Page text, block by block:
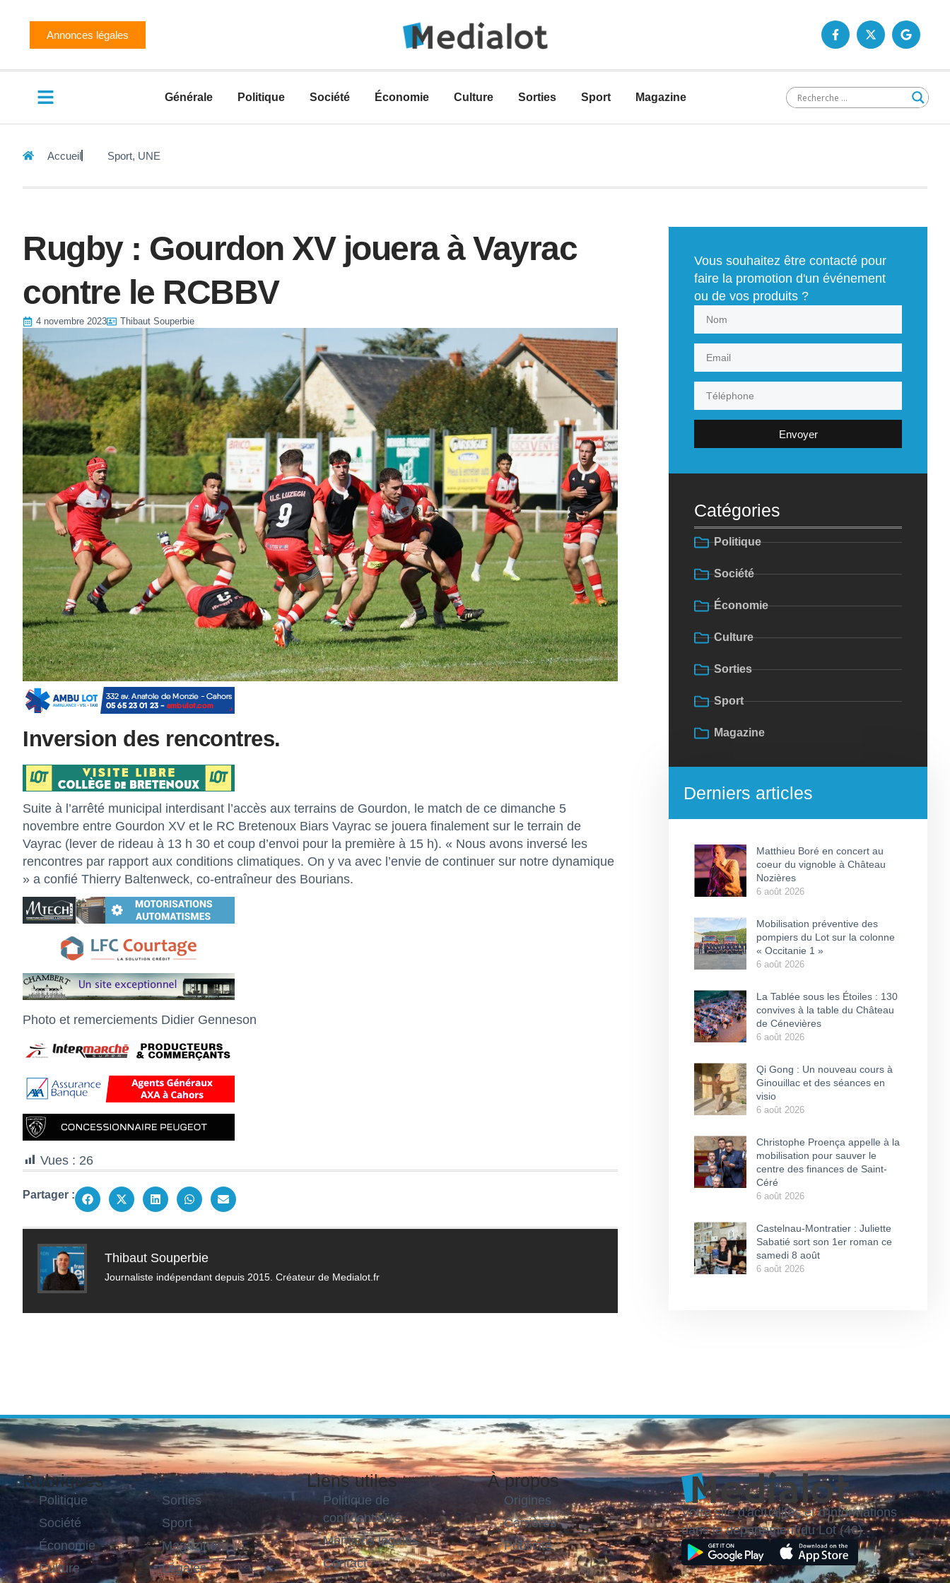
Annonces légales
Générale Politique Société Économie Culture Sorties Sport Magazine
Accueil Sport, UNE
Rugby : Gourdon XV jouera à Vayrac
contre le RCBBV
4 novembre 2023 Thibaut Souperbie
Inversion des rencontres.
Suite à l’arrêté municipal interdisant l’accès aux terrains de Gourdon, le match de ce dimanche 5
novembre entre Gourdon XV et le RC Bretenoux Biars Vayrac se jouera finalement sur le terrain de
Vayrac (lever de rideau à 13 h 30 et coup d’envoi pour la première à 15 h). « Nous avons inversé les
rencontres par rapport aux conditions climatiques. On y va avec l’envie de continuer sur notre dynamique
» a confié Thierry Baltenweck, co-entraîneur des Bourians.
Photo et remerciements Didier Genneson
Vues : 26
Partager :
Thibaut Souperbie
Journaliste indépendant depuis 2015. Créateur de Medialot.fr
Vous souhaitez être contacté pour
faire la promotion d'un événement
ou de vos produits ?
Envoyer
Catégories
Politique
Société
Économie
Culture
Sorties
Sport
Magazine
Derniers articles
Matthieu Boré en concert au
coeur du vignoble à Château
Nozières
6 août 2026
Mobilisation préventive des
pompiers du Lot sur la colonne
« Occitanie 1 »
6 août 2026
La Tablée sous les Étoiles : 130
convives à la table du Château
de Cénevières
6 août 2026
Qi Gong : Un nouveau cours à
Ginouillac et des séances en
visio
6 août 2026
Christophe Proença appelle à la
mobilisation pour sauver le
centre des finances de Saint-
Céré
6 août 2026
Castelnau-Montratier : Juliette
Sabatié sort son 1er roman ce
samedi 8 août
6 août 2026
Rubriques
Politique
Société
Économie
Culture
Sorties
Sport
Magazine
Légales
Liens utiles
Politique de
confidentialité
Mentions légales
Contact
À propos
Origines
Carrières
Publicité
Votre site d'actualités et d'informations
dans le département du Lot (46).